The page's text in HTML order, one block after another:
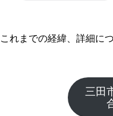
これまでの経緯、詳細に
三田